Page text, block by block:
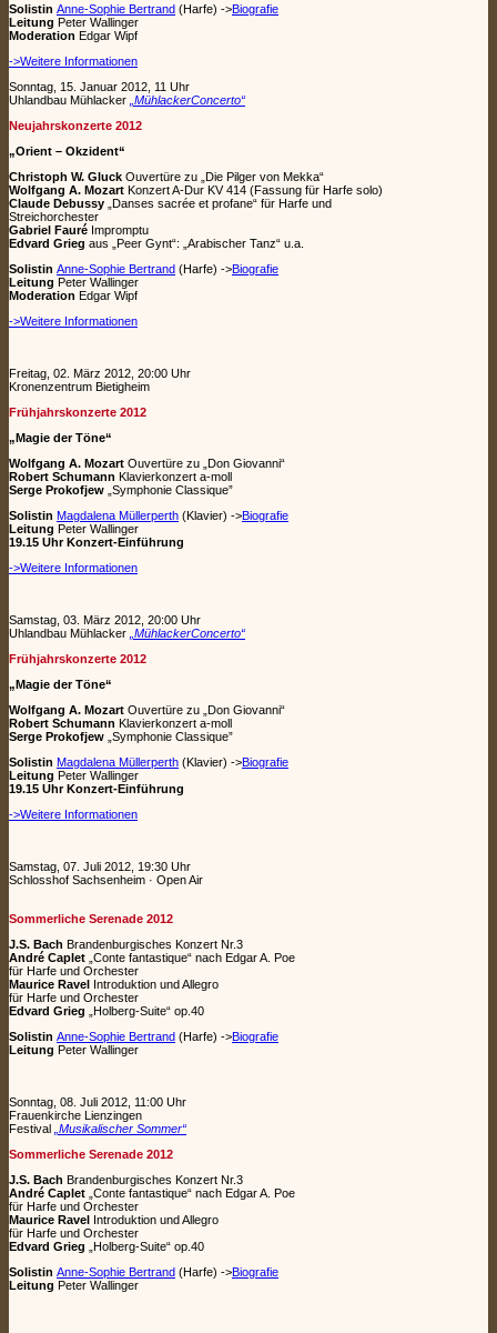
Solistin Anne-Sophie Bertrand (Harfe) ->Biografie
Leitung Peter Wallinger
Moderation Edgar Wipf
->Weitere Informationen
Sonntag, 15. Januar 2012, 11 Uhr
Uhlandbau Mühlacker „MühlackerConcerto“
Neujahrskonzerte 2012
„Orient – Okzident“
Christoph W. Gluck Ouvertüre zu „Die Pilger von Mekka“
Wolfgang A. Mozart Konzert A-Dur KV 414 (Fassung für Harfe solo)
Claude Debussy „Danses sacrée et profane“ für Harfe und
Streichorchester
Gabriel Fauré Impromptu
Edvard Grieg aus „Peer Gynt“: „Arabischer Tanz“ u.a.
Solistin Anne-Sophie Bertrand (Harfe) ->Biografie
Leitung Peter Wallinger
Moderation Edgar Wipf
->Weitere Informationen
Freitag, 02. März 2012, 20:00 Uhr
Kronenzentrum Bietigheim
Frühjahrskonzerte 2012
„Magie der Töne“
Wolfgang A. Mozart Ouvertüre zu „Don Giovanni“
Robert Schumann Klavierkonzert a-moll
Serge Prokofjew „Symphonie Classique”
Solistin Magdalena Müllerperth (Klavier) ->Biografie
Leitung Peter Wallinger
19.15 Uhr Konzert-Einführung
->Weitere Informationen
Samstag, 03. März 2012, 20:00 Uhr
Uhlandbau Mühlacker „MühlackerConcerto“
Frühjahrskonzerte 2012
„Magie der Töne“
Wolfgang A. Mozart Ouvertüre zu „Don Giovanni“
Robert Schumann Klavierkonzert a-moll
Serge Prokofjew „Symphonie Classique”
Solistin Magdalena Müllerperth (Klavier) ->Biografie
Leitung Peter Wallinger
19.15 Uhr Konzert-Einführung
->Weitere Informationen
Samstag, 07. Juli 2012, 19:30 Uhr
Schlosshof Sachsenheim · Open Air
Sommerliche Serenade 2012
J.S. Bach Brandenburgisches Konzert Nr.3
André Caplet „Conte fantastique“ nach Edgar A. Poe
für Harfe und Orchester
Maurice Ravel Introduktion und Allegro
für Harfe und Orchester
Edvard Grieg „Holberg-Suite“ op.40
Solistin Anne-Sophie Bertrand (Harfe) ->Biografie
Leitung Peter Wallinger
Sonntag, 08. Juli 2012, 11:00 Uhr
Frauenkirche Lienzingen
Festival „Musikalischer Sommer“
Sommerliche Serenade 2012
J.S. Bach Brandenburgisches Konzert Nr.3
André Caplet „Conte fantastique“ nach Edgar A. Poe
für Harfe und Orchester
Maurice Ravel Introduktion und Allegro
für Harfe und Orchester
Edvard Grieg „Holberg-Suite“ op.40
Solistin Anne-Sophie Bertrand (Harfe) ->Biografie
Leitung Peter Wallinger